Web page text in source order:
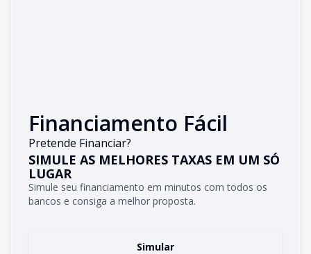
Financiamento Fácil
Pretende Financiar?
SIMULE AS MELHORES TAXAS EM UM SÓ
LUGAR
Simule seu financiamento em minutos com todos os
bancos e consiga a melhor proposta.
Simular